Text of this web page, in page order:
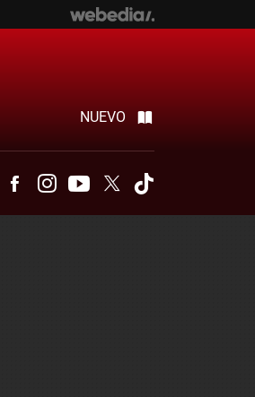
NUEVO
TelegramFacebookInstagramYoutubeTwitter